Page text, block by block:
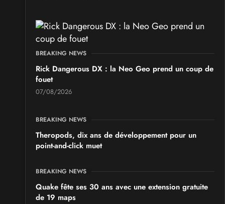
SALONS & CONVENTIONS GEEKS
GeekNIID 2026
les 19 et 20 septembre 2026 - à Grigny
SALONS & CONVENTIONS GEEKS
Japan Manga Wave Colmar 2026
BREAKING NEWS
Rick Dangerous DX : la Neo Geo prend un coup de
fouet
07/08/2026
BREAKING NEWS
Theropods, dix ans de développement pour un
point-and-click muet
BREAKING NEWS
Quake fête ses 30 ans avec une extension gratuite
de 19 maps